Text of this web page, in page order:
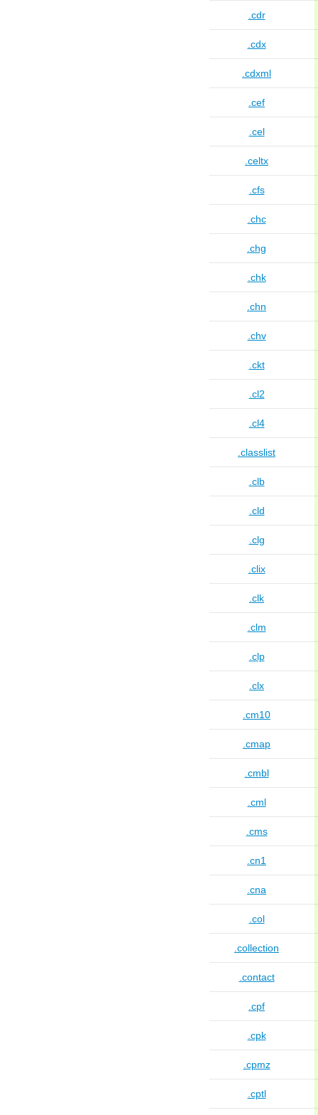
.cdr
.cdx
.cdxml
.cef
.cel
.celtx
.cfs
.chc
.chg
.chk
.chn
.chv
.ckt
.cl2
.cl4
.classlist
.clb
.cld
.clg
.clix
.clk
.clm
.clp
.clx
.cm10
.cmap
.cmbl
.cml
.cms
.cn1
.cna
.col
.collection
.contact
.cpf
.cpk
.cpmz
.cptl